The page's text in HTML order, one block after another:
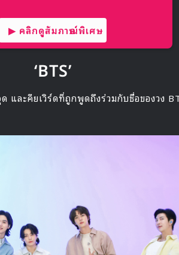
▶ คลิกดูสัมภาษณ์พิเศษ
‘BTS’
ละคียเวิร์ดที่ถูกพูดถึงร่วมกับชื่อของวง